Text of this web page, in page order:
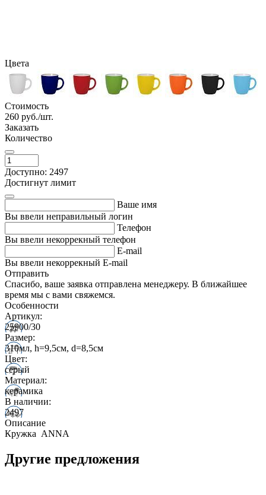
Цвета
Стоимость
260 руб./шт.
Заказать
Количество
Доступно: 2497
Достигнут лимит
Ваше имя
Вы ввели неправильный логин
Телефон
Вы ввели некоррекный телефон
E-mail
Вы ввели некоррекный E-mail
Отправить
Спасибо, ваше заявка отправлена менеджеру. В ближайшее
время мы с вами свяжемся.
Особенности
Артикул:
25900/30
Размер:
310мл, h=9,5см, d=8,5см
Цвет:
серый
Материал:
керамика
В наличии:
2497
Описание
Кружка ANNA
Другие предложения